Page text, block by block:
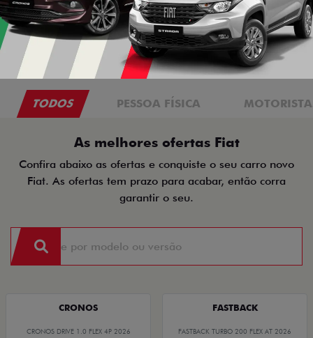
TODOS PESSOA FÍSICA
As melhores ofertas Fiat
Confira abaixo as ofertas e conquiste o seu carro novo
Fiat. As ofertas tem prazo para acabar, então corra
garantir o seu.
CRONOS
CRONOS DRIVE 1.0 FLEX 4P 2026
FASTBACK
FASTBACK TURBO 200 FLEX AT 2026